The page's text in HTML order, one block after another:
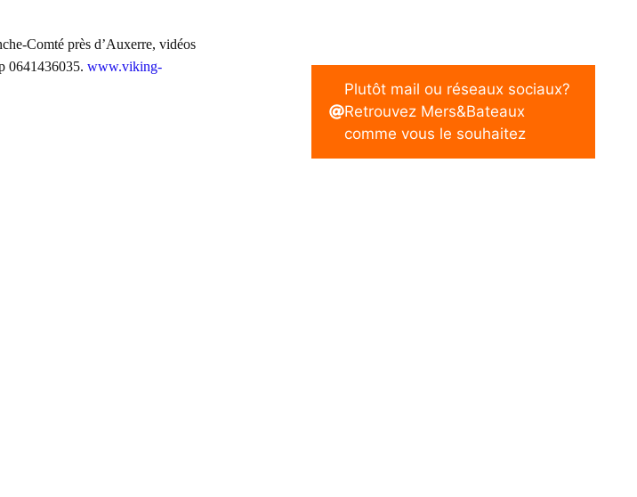
Comté près d’Auxerre, vidéos
0641436035. www.viking-
Plutôt mail ou réseaux sociaux?
Retrouvez Mers&Bateaux
comme vous le souhaitez